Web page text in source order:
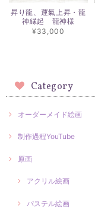
昇り龍、運氣上昇・龍
神縁起 龍神様
¥33,000
Category
オーダーメイド絵画
制作過程YouTube
原画
アクリル絵画
パステル絵画